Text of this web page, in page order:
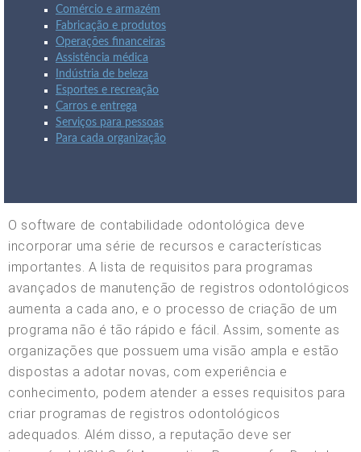
Comércio e armazém
Fabricação e produtos
Operações financeiras
Assistência médica
Indústria de beleza
Esportes e recreação
Carros e entrega
Serviços para pessoas
Para cada organização
O software de contabilidade odontológica deve
incorporar uma série de recursos e características
importantes. A lista de requisitos para programas
avançados de manutenção de registros odontológicos
aumenta a cada ano, e o processo de criação de um
programa não é tão rápido e fácil. Assim, somente as
organizações que possuem uma visão ampla e estão
dispostas a adotar novas, com experiência e
conhecimento, podem atender a esses requisitos para
criar programas de registros odontológicos
adequados. Além disso, a reputação deve ser